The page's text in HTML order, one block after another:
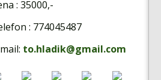
: 35000,-
: 774045487
to.hladik@gmail.com